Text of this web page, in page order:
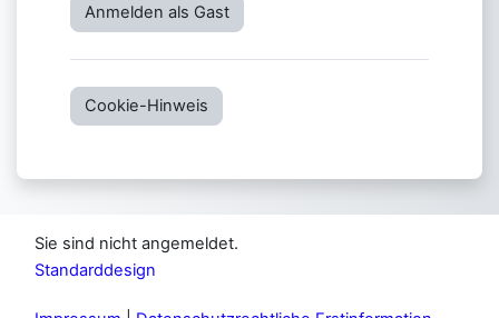
Anmelden als Gast
Cookie-Hinweis
Sie sind nicht angemeldet.
Standarddesign